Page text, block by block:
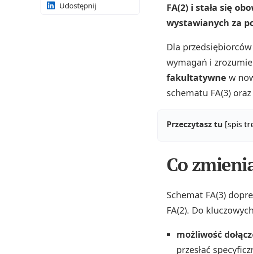
Udostępnij
FA(2) i stała się
wystawianych za
Dla
wymagań i
fakultatywne w
schematu FA(3)
Przeczytasz tu [spis
Co
Schemat FA(3)
FA(2). Do
możliwość
przesłać